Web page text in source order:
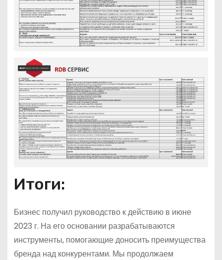
Итоги:
Бизнес получил руководство к действию в июне
2023 г. На его основании разрабатываются
инструменты, помогающие доносить преимущества
бренда над конкурентами. Мы продолжаем